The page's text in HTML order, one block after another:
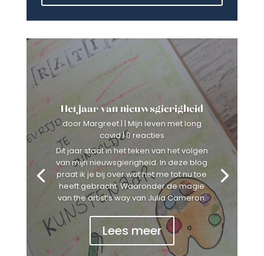
Het jaar van nieuwsgierigheid
doorMargreet| | Mijn leven met long
covid| 0 reacties
Dit jaar staat in het teken van het volgen
van mijn nieuwsgierigheid. In deze blog
praat ik je bij over wat het me tot nu toe
heeft gebracht. Waaronder de magie
van the artist’s way van Julia Cameron.
Lees meer